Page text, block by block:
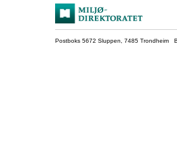
Postboks 5672 Sluppen, 7485 Trondheim